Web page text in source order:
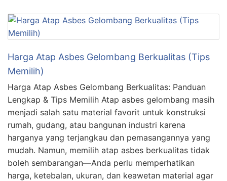
Harga Atap Asbes Gelombang Berkualitas (Tips
Memilih)
Harga Atap Asbes Gelombang Berkualitas: Panduan
Lengkap & Tips Memilih Atap asbes gelombang masih
menjadi salah satu material favorit untuk konstruksi
rumah, gudang, atau bangunan industri karena
harganya yang terjangkau dan pemasangannya yang
mudah. Namun, memilih atap asbes berkualitas tidak
boleh sembarangan—Anda perlu memperhatikan
harga, ketebalan, ukuran, dan keawetan material agar